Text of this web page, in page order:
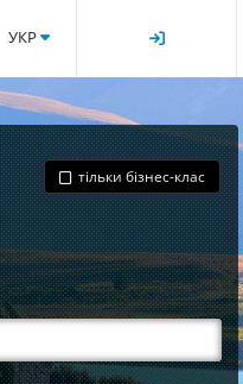
УКР
тільки бізнес-клас